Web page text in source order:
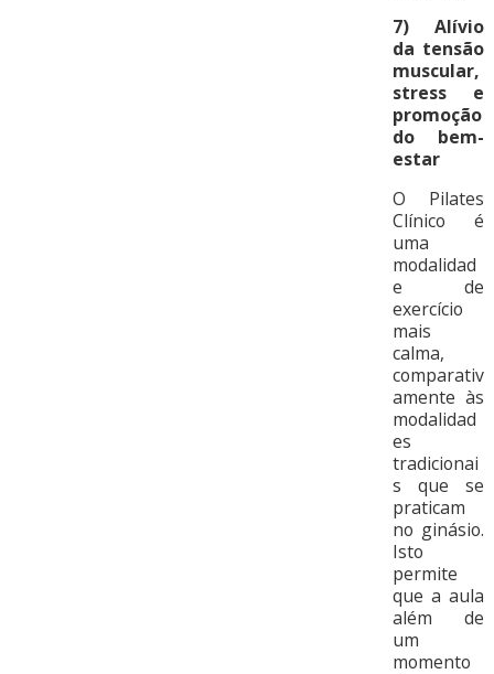
7) Alívio
da tensão
muscular,
stress e
promoção
do bem-
estar
O Pilates
Clínico é
uma
modalidad
e de
exercício
mais
calma,
comparativ
amente às
modalidad
es
tradicionai
s que se
praticam
no ginásio.
Isto
permite
que a aula
além de
um
momento